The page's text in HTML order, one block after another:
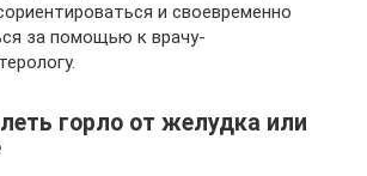
и своевременно
за помощью к врачу-
горло от желудка или